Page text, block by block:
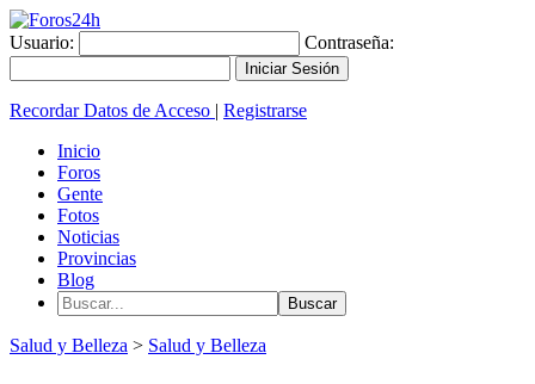
Usuario: Contraseña:
Recordar Datos de Acceso | Registrarse
Inicio
Foros
Gente
Fotos
Noticias
Provincias
Blog
Salud y Belleza > Salud y Belleza